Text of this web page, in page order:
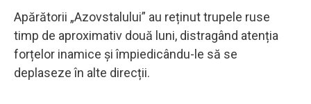
Apărătorii „Azovstalului” au reținut trupele ruse
timp de aproximativ două luni, distragând atenția
forțelor inamice și împiedicându-le să se
deplaseze în alte direcții.